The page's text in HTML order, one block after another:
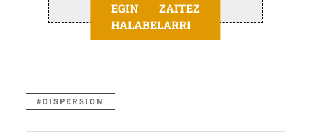
EGIN ZAITEZ
HALABELARRI
DISPERSION